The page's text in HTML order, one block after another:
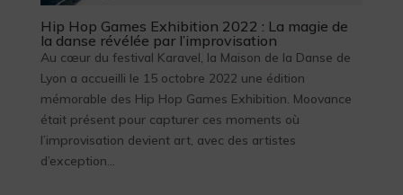
Hip Hop Games Exhibition 2022 : La magie de
la danse révélée par l’improvisation
Au cœur du festival Karavel, la Maison de la Danse de
Lyon a accueilli le 15 octobre 2022 une édition
mémorable des Hip Hop Games Exhibition. Moovance
était présent pour capturer ces moments où
l’improvisation devient art, avec des artistes
d’exception...